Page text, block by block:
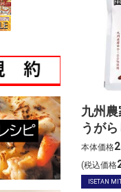
九州
うが
本体価格
(税込価格
ISETAN